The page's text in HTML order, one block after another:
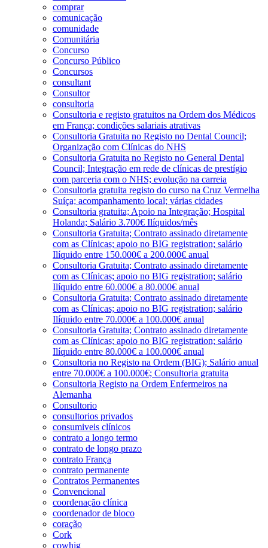
comprar
comunicação
comunidade
Comunitária
Concurso
Concurso Público
Concursos
consultant
Consultor
consultoria
Consultoria e registo gratuitos na Ordem dos Médicos
em França; condições salariais atrativas
Consultoria Gratuita no Registo no Dental Council;
Organização com Clínicas do NHS
Consultoria Gratuita no Registo no General Dental
Council; Integração em rede de clínicas de prestígio
com parceria com o NHS; evolução na carreia
Consultoria gratuita registo do curso na Cruz Vermelha
Suíça; acompanhamento local; várias cidades
Consultoria gratuita; Apoio na Integração; Hospital
Holanda; Salário 3.700€ Ilíquidos/mês
Consultoria Gratuita; Contrato assinado diretamente
com as Clínicas; apoio no BIG registration; salário
Ilíquido entre 150.000€ a 200.000€ anual
Consultoria Gratuita; Contrato assinado diretamente
com as Clínicas; apoio no BIG registration; salário
Ilíquido entre 60.000€ a 80.000€ anual
Consultoria Gratuita; Contrato assinado diretamente
com as Clínicas; apoio no BIG registration; salário
Ilíquido entre 70.000€ a 100.000€ anual
Consultoria Gratuita; Contrato assinado diretamente
com as Clínicas; apoio no BIG registration; salário
Ilíquido entre 80.000€ a 100.000€ anual
Consultoria no Registo na Ordem (BIG); Salário anual
entre 70.000€ a 100.000€; Consultoria gratuita
Consultoria Registo na Ordem Enfermeiros na
Alemanha
Consultorio
consultorios privados
consumiveis clínicos
contrato a longo termo
contrato de longo prazo
contrato França
contrato permanente
Contratos Permanentes
Convencional
coordenação clínica
coordenador de bloco
coração
Cork
cowhig